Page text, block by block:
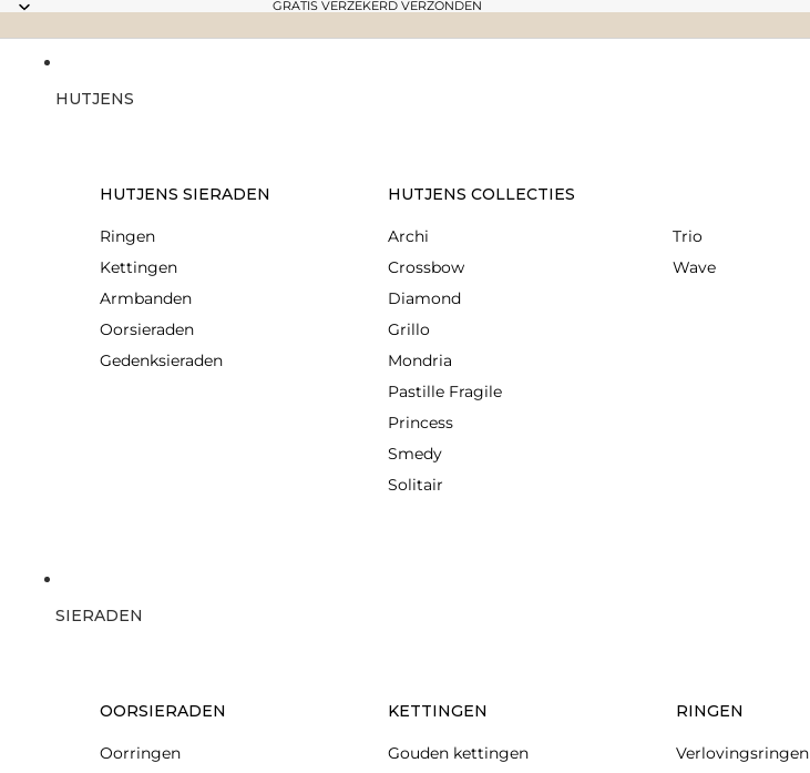
GRATIS VERZEKERD VERZONDEN
HUTJENS
HUTJENS SIERADEN
Ringen
Kettingen
Armbanden
Oorsieraden
Gedenksieraden
HUTJENS COLLECTIES
Archi
Crossbow
Diamond
Grillo
Mondria
Pastille Fragile
Princess
Smedy
Solitair
Trio
Wave
SIERADEN
OORSIERADEN
Oorringen
KETTINGEN
Gouden kettingen
RINGEN
Verlovingsringen